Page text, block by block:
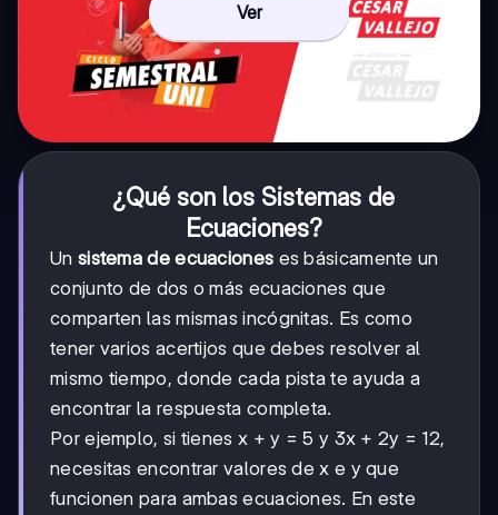
Ver
¿Qué son los Sistemas de
Ecuaciones?
Un sistema de ecuaciones es básicamente un
conjunto de dos o más ecuaciones que
comparten las mismas incógnitas. Es como
tener varios acertijos que debes resolver al
mismo tiempo, donde cada pista te ayuda a
encontrar la respuesta completa.
Por ejemplo, si tienes x + y = 5 y 3x + 2y = 12,
necesitas encontrar valores de x e y que
funcionen para ambas ecuaciones. En este